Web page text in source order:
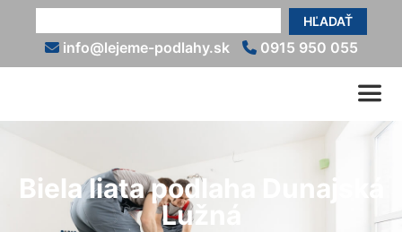
HĽADAŤ
info@lejeme-podlahy.sk 0915 950 055
Biela liata podlaha Dunajská
Lužná